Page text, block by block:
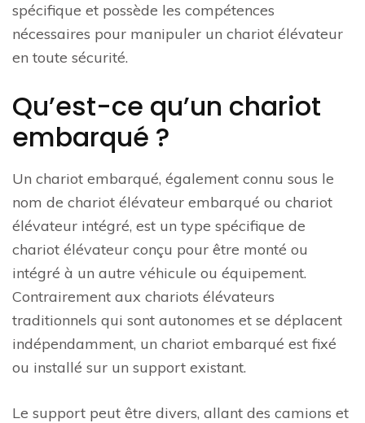
spécifique et possède les compétences
nécessaires pour manipuler un chariot élévateur
en toute sécurité.
Qu’est-ce qu’un chariot
embarqué ?
Un chariot embarqué, également connu sous le
nom de chariot élévateur embarqué ou chariot
élévateur intégré, est un type spécifique de
chariot élévateur conçu pour être monté ou
intégré à un autre véhicule ou équipement.
Contrairement aux chariots élévateurs
traditionnels qui sont autonomes et se déplacent
indépendamment, un chariot embarqué est fixé
ou installé sur un support existant.
Le support peut être divers, allant des camions et